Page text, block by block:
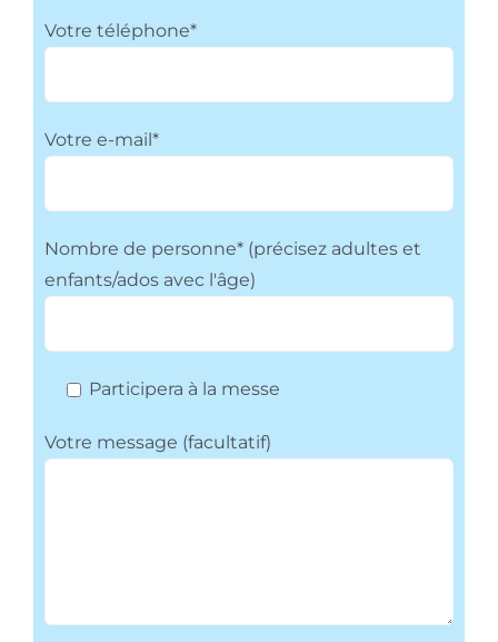
Votre téléphone*
Votre e-mail*
Nombre de personne* (précisez adultes et
enfants/ados avec l'âge)
Participera à la messe
Votre message (facultatif)